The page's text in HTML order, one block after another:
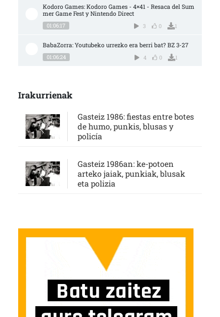
Kodoro Games: Kodoro Games - 4×41 - Resaca del Sum
mer Game Fest y Nintendo Direct
01:06:17 3 0 1
BabaZorra: Youtubeko urrezko era berri bat? BZ 3-27
01:06:24 4 0 1
Irakurrienak
Gasteiz 1986: fiestas entre botes
de humo, punkis, blusas y
policía
Gasteiz 1986an: ke-potoen
arteko jaiak, punkiak, blusak
eta polizia